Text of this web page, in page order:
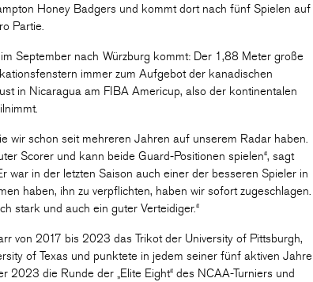
Honey Badgers und kommt dort nach fünf Spielen auf
Partie.
September nach Würzburg kommt: Der 1,88 Meter große
immer zum Aufgebot der kanadischen
in Nicaragua am FIBA Americup, also der kontinentalen
wir schon seit mehreren Jahren auf unserem Radar haben.
Scorer und kann beide Guard-Positionen spielen“, sagt
war in der letzten Saison auch einer der besseren Spieler in
haben, ihn zu verpflichten, haben wir sofort zugeschlagen.
stark und auch ein guter Verteidiger.“
von 2017 bis 2023 das Trikot der University of Pittsburgh,
of Texas und punktete in jedem seiner fünf aktiven Jahre
2023 die Runde der „Elite Eight“ des NCAA-Turniers und